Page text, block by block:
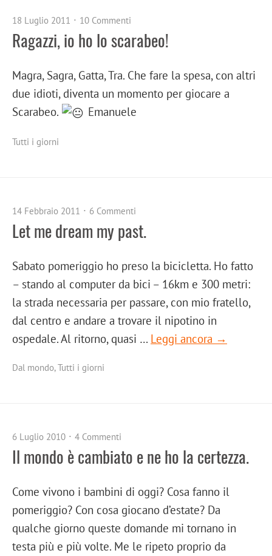
18 Luglio 2011 10 Commenti
Ragazzi, io ho lo scarabeo!
Magra, Sagra, Gatta, Tra. Che fare la spesa, con altri
due idioti, diventa un momento per giocare a
Scarabeo.
Emanuele
Tutti i giorni
14 Febbraio 2011 6 Commenti
Let me dream my past.
Sabato pomeriggio ho preso la bicicletta. Ho fatto
– stando al computer da bici – 16km e 300 metri:
la strada necessaria per passare, con mio fratello,
dal centro e andare a trovare il nipotino in
ospedale. Al ritorno, quasi … Leggi ancora →
Dal mondo,Tutti i giorni
6 Luglio 2010 4 Commenti
Il mondo è cambiato e ne ho la certezza.
Come vivono i bambini di oggi? Cosa fanno il
pomeriggio? Con cosa giocano d’estate? Da
qualche giorno queste domande mi tornano in
testa più e più volte. Me le ripeto proprio da